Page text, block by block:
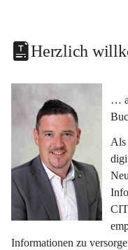
Herzlich
…
Als
Informationen zu